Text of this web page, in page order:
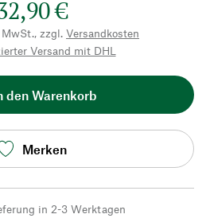
€
zzgl. Versandkosten
Versand mit DHL
den Warenkorb
Merken
in 2-3 Werktagen